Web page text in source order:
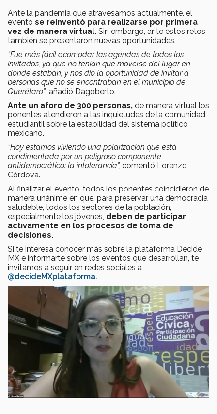
Ante la pandemia que atravesamos actualmente, el
evento se reinventó para realizarse por primera
vez de manera virtual. Sin embargo, ante estos retos
también se presentaron nuevas oportunidades.
“Fue más fácil acomodar las agendas de todos los
invitados, ya que no tenían que moverse del lugar en
donde estaban, y nos dio la oportunidad de invitar a
personas que no se encontraban en el municipio de
Querétaro”, añadió Dagoberto.
Ante un aforo de 300 personas, de manera virtual los
ponentes atendieron a las inquietudes de la comunidad
estudiantil sobre la estabilidad del sistema político
mexicano.
“Hoy estamos viviendo una polarización que está
condimentada por un peligroso componente
antidemocrático: la intolerancia”, comentó Lorenzo
Córdova.
Al finalizar el evento, todos los ponentes coincidieron de
manera unánime en que, para preservar una democracia
saludable, todos los sectores de la población,
especialmente los jóvenes, deben de participar
activamente en los procesos de toma de
decisiones.
Si te interesa conocer más sobre la plataforma Decide
MX e informarte sobre los eventos que desarrollan, te
invitamos a seguir en redes sociales a
@decideMXplataforma.